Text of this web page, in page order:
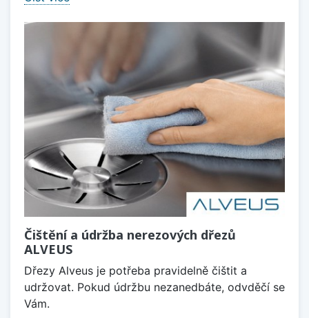
Čištění a údržba nerezových dřezů
ALVEUS
Dřezy Alveus je potřeba pravidelně čištit a
udržovat. Pokud údržbu nezanedbáte, odvděčí se
Vám.